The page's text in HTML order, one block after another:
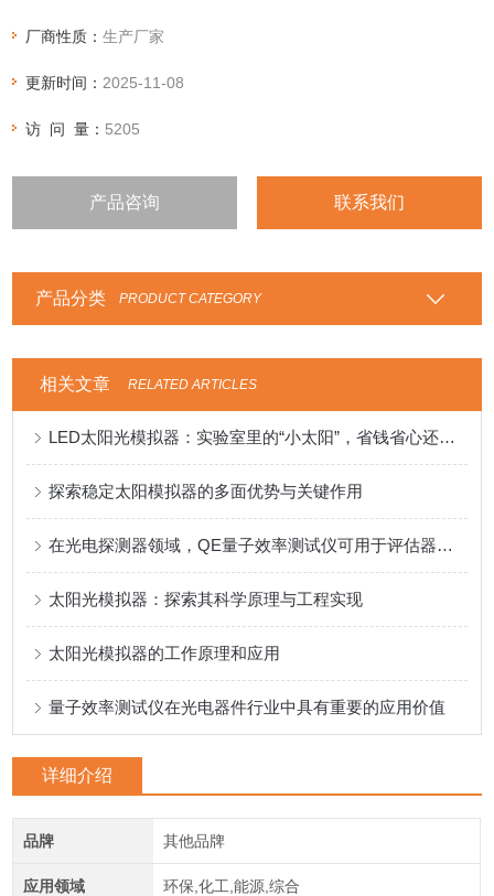
厂商性质：生产厂家
更新时间： 2025-11-08
访 问 量： 5205
产品咨询 联系我们
产品分类 PRODUCT CATEGORY
相关文章 RELATED ARTICLES
LED太阳光模拟器：实验室里的“小太阳”，省钱省心还精准
探索稳定太阳模拟器的多面优势与关键作用
在光电探测器领域，QE量子效率测试仪可用于评估器件的灵敏度
太阳光模拟器：探索其科学原理与工程实现
太阳光模拟器的工作原理和应用
量子效率测试仪在光电器件行业中具有重要的应用价值
详细介绍
品牌 其他品牌
应用领域 环保,化工,能源,综合